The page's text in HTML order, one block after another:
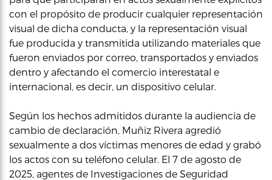
con el propósito de producir cualquier representación
visual de dicha conducta, y la representación visual
fue producida y transmitida utilizando materiales que
fueron enviados por correo, transportados y enviados
dentro y afectando el comercio interestatal e
internacional, es decir, un dispositivo celular.
Según los hechos admitidos durante la audiencia de
cambio de declaración, Muñiz Rivera agredió
sexualmente a dos víctimas menores de edad y grabó
los actos con su teléfono celular. El 7 de agosto de
2025, agentes de Investigaciones de Seguridad